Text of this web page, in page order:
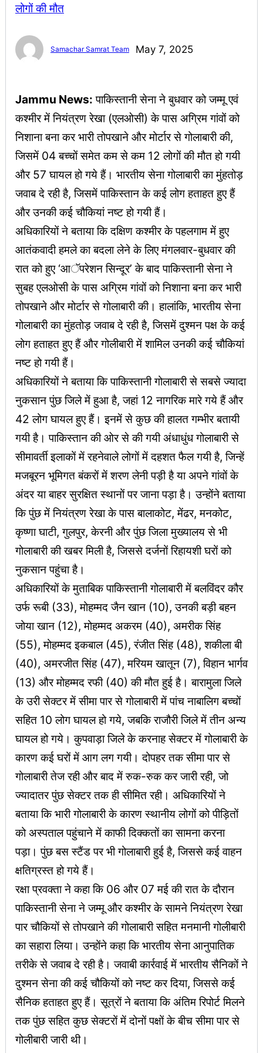
Samachar Samrat Team May 7, 2025
Jammu News: पाकिस्तानी सेना ने बुधवार को जम्मू एवं
कश्मीर में नियंत्रण रेखा (एलओसी) के पास अग्रिम गांवों को
निशाना बना कर भारी तोपखाने और मोर्टार से गोलाबारी की,
जिसमें 04 बच्चों समेत कम से कम 12 लोगों की मौत हो गयी
और 57 घायल हो गये हैं। भारतीय सेना गोलाबारी का मुंहतोड़
जवाब दे रही है, जिसमें पाकिस्तान के कई लोग हताहत हुए हैं
और उनकी कई चौकियां नष्ट हो गयी हैं।
अधिकारियों ने बताया कि दक्षिण कश्मीर के पहलगाम में हुए
आतंकवादी हमले का बदला लेने के लिए मंगलवार-बुधवार की
रात को हुए ‘आॅपरेशन सिन्दूर’ के बाद पाकिस्तानी सेना ने
सुबह एलओसी के पास अग्रिम गांवों को निशाना बना कर भारी
तोपखाने और मोर्टार से गोलाबारी की। हालांकि, भारतीय सेना
गोलाबारी का मुंहतोड़ जवाब दे रही है, जिसमें दुश्मन पक्ष के कई
लोग हताहत हुए हैं और गोलीबारी में शामिल उनकी कई चौकियां
नष्ट हो गयी हैं।
अधिकारियों ने बताया कि पाकिस्तानी गोलाबारी से सबसे ज्यादा
नुकसान पुंछ जिले में हुआ है, जहां 12 नागरिक मारे गये हैं और
42 लोग घायल हुए हैं। इनमें से कुछ की हालत गम्भीर बतायी
गयी है। पाकिस्तान की ओर से की गयी अंधाधुंध गोलाबारी से
सीमावर्ती इलाकों में रहनेवाले लोगों में दहशत फैल गयी है, जिन्हें
मजबूरन भूमिगत बंकरों में शरण लेनी पड़ी है या अपने गांवों के
अंदर या बाहर सुरक्षित स्थानों पर जाना पड़ा है। उन्होंने बताया
कि पुंछ में नियंत्रण रेखा के पास बालाकोट, मेंढर, मनकोट,
कृष्णा घाटी, गुलपुर, केरनी और पुंछ जिला मुख्यालय से भी
गोलाबारी की खबर मिली है, जिससे दर्जनों रिहायशी घरों को
नुकसान पहुंचा है।
अधिकारियों के मुताबिक पाकिस्तानी गोलाबारी में बलविंदर कौर
उर्फ रूबी (33), मोहम्मद जैन खान (10), उनकी बड़ी बहन
जोया खान (12), मोहम्मद अकरम (40), अमरीक सिंह
(55), मोहम्मद इकबाल (45), रंजीत सिंह (48), शकीला बी
(40), अमरजीत सिंह (47), मरियम खातून (7), विहान भार्गव
(13) और मोहम्मद रफी (40) की मौत हुई है। बारामुला जिले
के उरी सेक्टर में सीमा पार से गोलाबारी में पांच नाबालिग बच्चों
सहित 10 लोग घायल हो गये, जबकि राजौरी जिले में तीन अन्य
घायल हो गये। कुपवाड़ा जिले के करनाह सेक्टर में गोलाबारी के
कारण कई घरों में आग लग गयी। दोपहर तक सीमा पार से
गोलाबारी तेज रही और बाद में रुक-रुक कर जारी रही, जो
ज्यादातर पुंछ सेक्टर तक ही सीमित रही। अधिकारियों ने
बताया कि भारी गोलाबारी के कारण स्थानीय लोगों को पीड़ितों
को अस्पताल पहुंचाने में काफी दिक्कतों का सामना करना
पड़ा। पुंछ बस स्टैंड पर भी गोलाबारी हुई है, जिससे कई वाहन
क्षतिग्रस्त हो गये हैं।
रक्षा प्रवक्ता ने कहा कि 06 और 07 मई की रात के दौरान
पाकिस्तानी सेना ने जम्मू और कश्मीर के सामने नियंत्रण रेखा
पार चौकियों से तोपखाने की गोलाबारी सहित मनमानी गोलीबारी
का सहारा लिया। उन्होंने कहा कि भारतीय सेना आनुपातिक
तरीके से जवाब दे रही है। जवाबी कार्रवाई में भारतीय सैनिकों ने
दुश्मन सेना की कई चौकियों को नष्ट कर दिया, जिससे कई
सैनिक हताहत हुए हैं। सूत्रों ने बताया कि अंतिम रिपोर्ट मिलने
तक पुंछ सहित कुछ सेक्टरों में दोनों पक्षों के बीच सीमा पार से
गोलीबारी जारी थी।